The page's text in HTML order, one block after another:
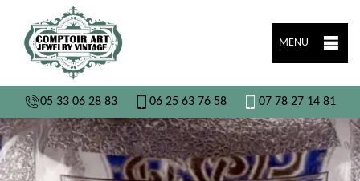
MENU
05 33 06 28 83 06 25 63 76 58 07 78 27 14 81